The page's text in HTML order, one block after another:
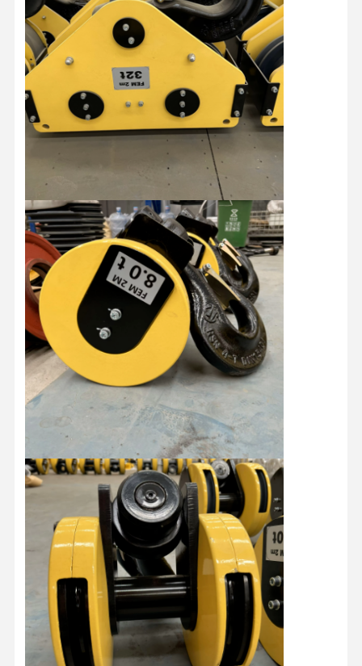
Casa Prodotti Video Chi Siamo
Fatory Tour
Controllo Di
Contattaci Notizie
Tutti I Casi
Ora
Chiacchieri
Ruote per gru
Tamburo di cavo metallico
Aggancio di gru
Carrello di estremità
Blocco di puleggia di gru